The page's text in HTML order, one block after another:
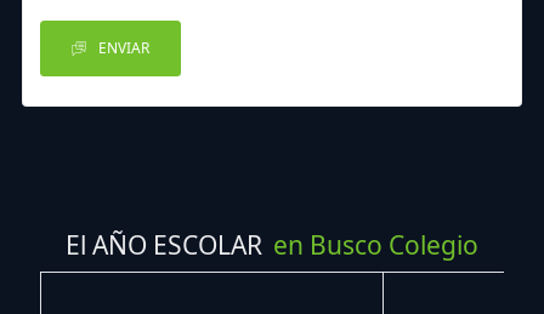
ENVIAR
El AÑO ESCOLAR en Busco Colegio